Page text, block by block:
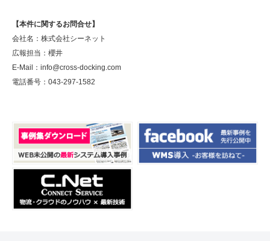
【本件に関するお問合せ】
会社名：株式会社シーネット
広報担当：櫻井
E-Mail：info@cross-docking.com
電話番号：043-297-1582